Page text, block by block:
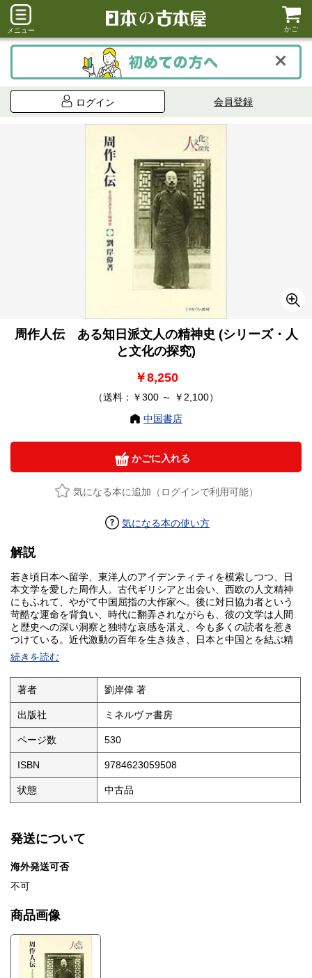
メニュー かご
ログイン 会員登録
周作人伝 ある知日派文人の精神史 (シリーズ・人
と文化の探究)
￥8,250
（送料：￥300 ～ ￥2,100）
中国書店
かごに入れる
気になる本に追加（ログインで利用可能）
気になる本の使い方
解説
若き頃日本へ留学、東洋人のアイデンティティを模索しつつ、日
本文学を愛した周作人。古代ギリシアと出会い、西欧の人文精神
にもふれて、やがて中国屈指の大作家へ。後に対日協力者という
苛酷な運命を背負い、時代に翻弄されながらも、彼の文学は人間
と歴史への深い洞察と独特な哀感を湛え、今も多くの読者を惹き
つけている。近代激動の百年を生き抜き、日本と中国とを結ぶ精
神史ともいえる彼の生涯を膨大な資料を駆使して丹念に描く。著
者二十五年にわたる研究の集大成。
続きを読む
著者 劉岸偉 著
出版社 ミネルヴァ書房
ページ数 530
ISBN 9784623059508
状態 中古品
発送について
海外発送可否
不可
商品画像